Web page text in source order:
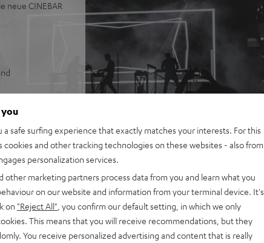
neue CINEBAR
kommen
können
automatische
Sprache
Kickbass,
a safe surfing experience that exactly matches your interests. For this
cookies and other tracking technologies on these websites - also from
personalization services.
other marketing partners process data from you and learn what you
on our website and information from your terminal device. It's
on "Reject All" , you confirm our default setting, in which we only
This means that you will receive recommendations, but they
You receive personalized advertising and content that is really